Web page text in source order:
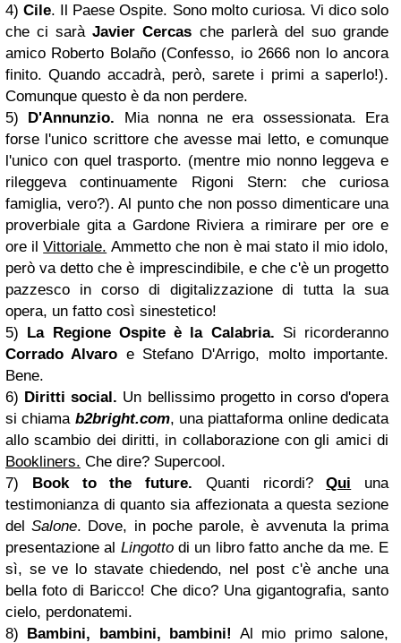
4)Cile. Il Paese Ospite. Sono molto curiosa. Vi dico solo
che ci saràJavier Cercas che parlerà del suo grande
amico Roberto Bolaño (Confesso, io 2666 non lo ancora
finito. Quando accadrà, però, sarete i primi a saperlo!).
Comunque questo è da non perdere.
5) D'Annunzio. Mia nonna ne era ossessionata. Era
forse l'unico scrittore che avesse mai letto, e comunque
l'unico con quel trasporto. (mentre mio nonno leggeva e
rileggeva continuamente Rigoni Stern: che curiosa
famiglia, vero?). Al punto che non posso dimenticare una
proverbiale gita a Gardone Riviera a rimirare per ore e
ore ilVittoriale. Ammetto che non è mai stato il mio idolo,
però va detto che è imprescindibile, e che c'è un progetto
pazzesco in corso di digitalizzazione di tutta la sua
opera, un fatto così sinestetico!
5) La Regione Ospite è la Calabria. Si ricorderanno
Corrado Alvaro e Stefano D'Arrigo, molto importante.
Bene.
6) Diritti social. Un bellissimo progetto in corso d'opera
si chiama b2bright.com, una piattaforma online dedicata
allo scambio dei diritti, in collaborazione con gli amici di
Bookliners. Che dire? Supercool.
7) Book to the future. Quanti ricordi?Qui una
testimonianza di quanto sia affezionata a questa sezione
delSalone. Dove, in poche parole, è avvenuta la prima
presentazione al Lingotto di un libro fatto anche da me. E
sì, se ve lo stavate chiedendo, nel post c'è anche una
bella foto di Baricco! Che dico? Una gigantografia, santo
cielo, perdonatemi.
8) Bambini, bambini, bambini!Al mio primo salone,